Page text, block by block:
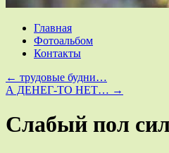
Перейти
содержимому
Главная
Фотоальбом
Контакты
← трудовые будни…
А ДЕНЕГ-ТО НЕТ… →
Слабый пол